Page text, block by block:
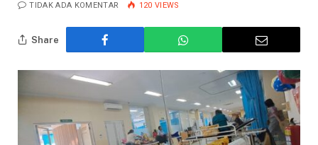
TIDAK ADA KOMENTAR 120 VIEWS
Share